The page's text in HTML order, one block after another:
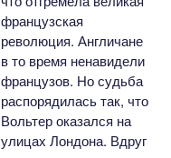
французская
революция. Англичане
в то время ненавидели
французов. Но судьба
распорядилась так, что
Вольтер оказался на
улицах Лондона. Вдруг